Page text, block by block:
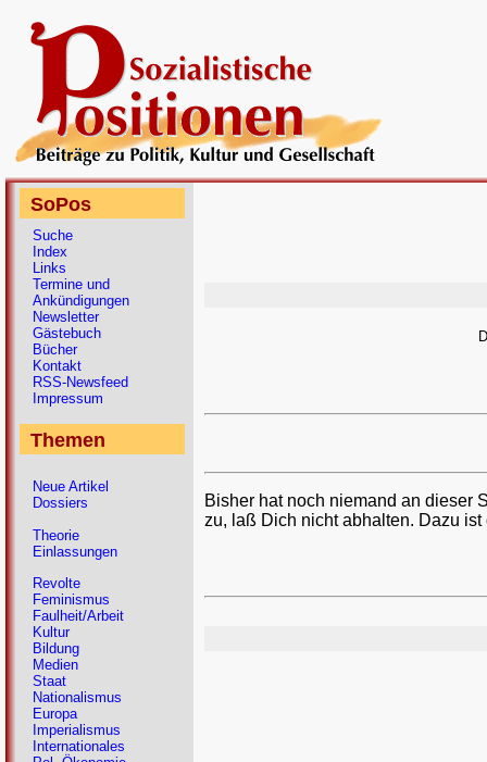
Bisher hat noch niemand an dieser
zu, laß Dich nicht abhalten. Dazu
SoPos
Suche
Index
Links
Termine und
Ankündigungen
Newsletter
Gästebuch
Bücher
Kontakt
RSS-Newsfeed
Impressum
Themen
Neue Artikel
Dossiers
Theorie
Einlassungen
Revolte
Feminismus
Faulheit/Arbeit
Kultur
Bildung
Medien
Staat
Nationalismus
Europa
Imperialismus
Internationales